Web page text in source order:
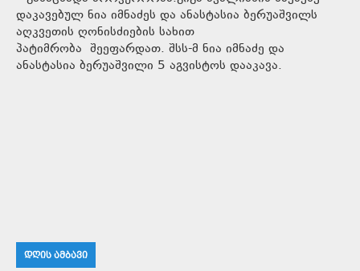
დაკავებულ ნია იმნაძეს და ანასტასია ბერუაშვილს
აღკვეთის ღონისძიების სახით
პატიმრობა შეეფარდათ. შსს-მ ნია იმნაძე და
ანასტასია ბერუაშვილი 5 აგვისტოს დააკავა.
ᲓᲦᲘᲡ ᲐᲛᲑᲐᲕᲘ